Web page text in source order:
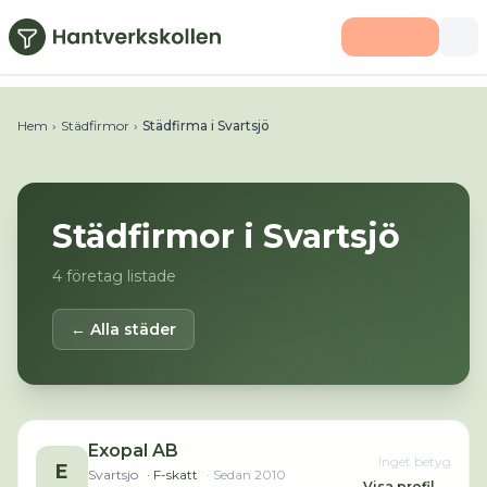
Hoppa till huvudinnehåll
Hem › Städfirmor › Städfirma i Svartsjö
Städfirmor i Svartsjö
4 företag listade
← Alla städer
E
Exopal AB
Svartsjo · F-skatt · Sedan 2010
Inget betyg